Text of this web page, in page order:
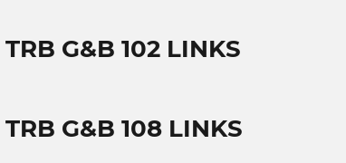
G&B 102 LINKS
G&B 108 LINKS